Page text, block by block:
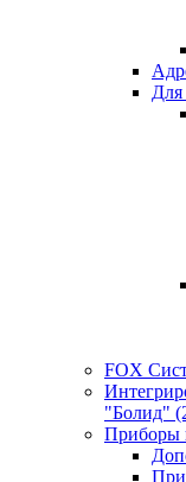
Для
FOX
"Болид"
Приборы